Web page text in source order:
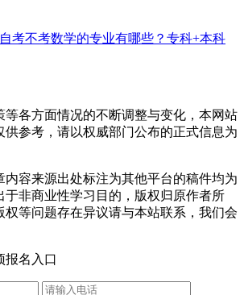
考不考数学的专业有哪些？专科+本科
等各方面情况的不断调整与变化，本网站
供参考，请以权威部门公布的正式信息为
内容来源出处标注为其他平台的稿件均为
于非商业性学习目的，版权归原作者所
权等问题存在异议请与本站联系，我们会
报名入口